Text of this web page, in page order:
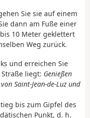
Sie sie auf einem
dann am Fuße einer
10 Meter geklettert
Weg zurück.
und erreichen Sie
liegt: Genießen
Saint-Jean-de-Luz und
bis zum Gipfel des
Punkt, d. h.